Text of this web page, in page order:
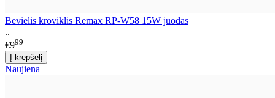
Bevielis kroviklis Remax RP-W58 15W juodas
..
€999
Naujiena